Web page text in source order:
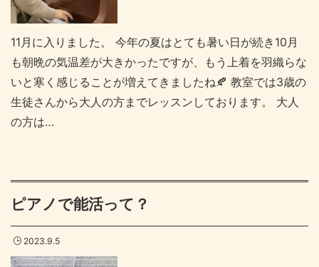
11月に入りました。 今年の夏はとても暑い日が続き10月
も朝晩の気温差が大きかったですが、もう上着を羽織らな
いと寒く感じることが増えてきましたね🍂 教室では3歳の
生徒さんから大人の方までレッスンしております。 大人
の方は…
ピアノで能活って？
2023.9.5